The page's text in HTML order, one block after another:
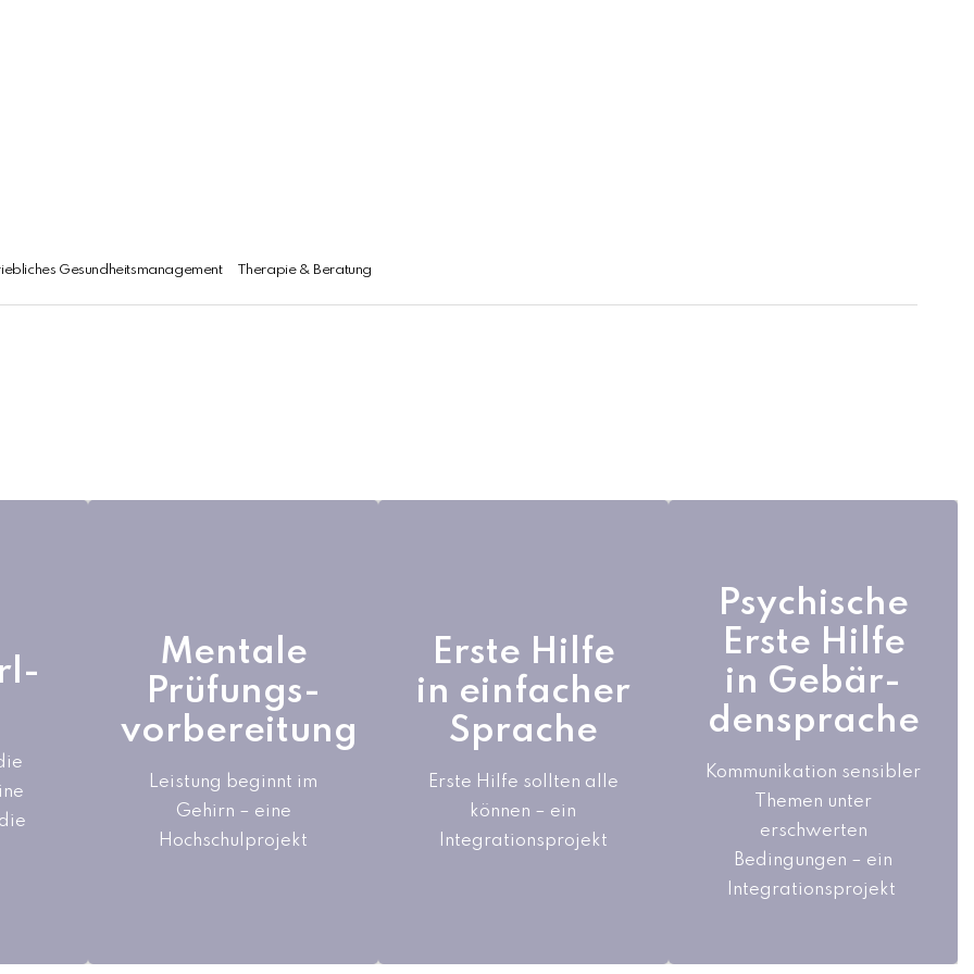
Gesundheitsmanagement Therapie & Beratung
Mentale
Prüfungs-
vorbereitung
Leistung beginnt im
Gehirn – eine
Hochschulprojekt
Prüfungs-
vorbereitung
Vollzugriff auf seine
kognitive
Leistungsfähigkeit
Erste Hilfe
in einfacher
Sprache
Erste Hilfe sollten alle
können – ein
Integrationsprojekt
Erste Hilfe
in einfacher
Sprache
Beeinträchtigungen
Psychische
Erste Hilfe
in Gebär-
densprache
Kommunikation sensibler
Themen unter
erschwerten
Bedingungen – ein
Integrationsprojekt
Psychische
Erste Hilfe
in Gebär-
densprache
Gebärdensprache noch
wichtiger